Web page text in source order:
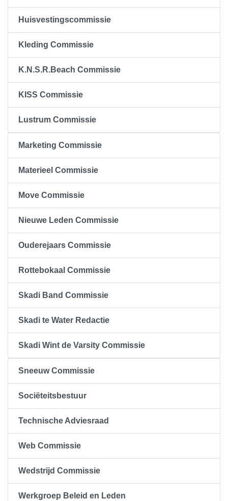
Huisvestingscommissie
Kleding Commissie
K.N.S.R.Beach Commissie
KISS Commissie
Lustrum Commissie
Marketing Commissie
Materieel Commissie
Move Commissie
Nieuwe Leden Commissie
Ouderejaars Commissie
Rottebokaal Commissie
Skadi Band Commissie
Skadi te Water Redactie
Skadi Wint de Varsity Commissie
Sneeuw Commissie
Sociëteitsbestuur
Technische Adviesraad
Web Commissie
Wedstrijd Commissie
Werkgroep Beleid en Leden